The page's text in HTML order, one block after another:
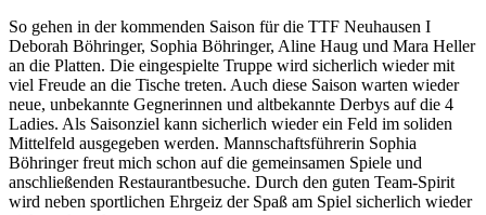
So gehen in der kommenden Saison für die TTF Neuhausen I
Deborah Böhringer, Sophia Böhringer, Aline Haug und Mara Heller
an die Platten. Die eingespielte Truppe wird sicherlich wieder mit
viel Freude an die Tische treten. Auch diese Saison warten wieder
neue, unbekannte Gegnerinnen und altbekannte Derbys auf die 4
Ladies. Als Saisonziel kann sicherlich wieder ein Feld im soliden
Mittelfeld ausgegeben werden. Mannschaftsführerin Sophia
Böhringer freut mich schon auf die gemeinsamen Spiele und
anschließenden Restaurantbesuche. Durch den guten Team-Spirit
wird neben sportlichen Ehrgeiz der Spaß am Spiel sicherlich wieder